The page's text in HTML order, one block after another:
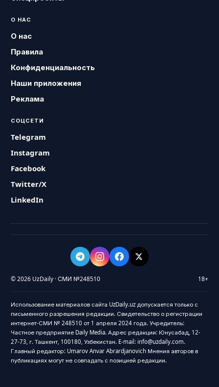
О НАС
О нас
Правила
Конфиденциальность
Наши приложения
Реклама
СОЦСЕТИ
Telegram
Instagram
Facebook
Twitter/X
LinkedIn
© 2026 UzDaily · СМИ №248510 18+
Использование материалов сайта UzDaily.uz допускается только с
письменного разрешения редакции. Свидетельство о регистрации
интернет-СМИ № 248510 от 1 апреля 2024 года. Учредитель:
Частное предприятие Daily Media. Адрес редакции: Юнусабад, 12-
27-73, г. Ташкент, 100180, Узбекистан. E-mail: info@uzdaily.com.
Главный редактор: Umarov Anvar Abrardjanovich Мнения авторов в
публикациях могут не совпадать с позицией редакции.